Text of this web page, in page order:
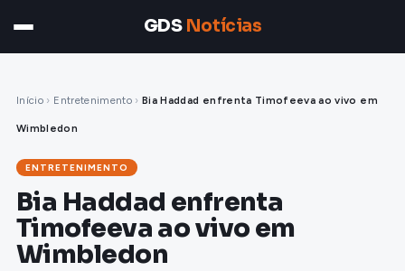
GDS Notícias
Início › Entretenimento › Bia Haddad enfrenta Timofeeva ao vivo em
Wimbledon
ENTRETENIMENTO
Bia Haddad enfrenta
Timofeeva ao vivo em
Wimbledon